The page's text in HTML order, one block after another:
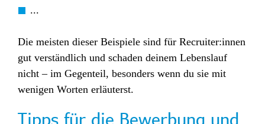
...
Die meisten dieser Beispiele sind für Recruiter:innen
gut verständlich und schaden deinem Lebenslauf
nicht – im Gegenteil, besonders wenn du sie mit
wenigen Worten erläuterst.
Tipps für die Bewerbung und